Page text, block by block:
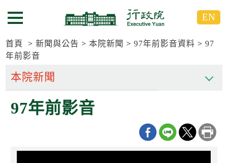
到
要
內
塊
到
要
內
塊
選單按鈕 EN
首頁 新聞與公告 本院新聞 97年前影音資料
97
年前影音
97年前影音